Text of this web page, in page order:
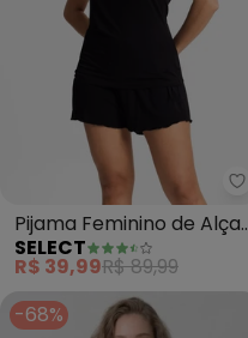
Pijama Feminino de
(Preto)
SELECT
R$ 39,99R$ 89,99
-68%